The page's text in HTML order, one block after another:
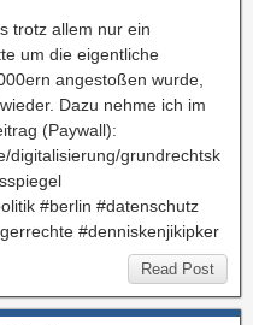
trotz allem nur ein
um die eigentliche
angestoßen wurde,
Dazu nehme ich im
(Paywall):
digitalisierung/grundrechtsk
#berlin #datenschutz
#denniskenjikipker
Read Post